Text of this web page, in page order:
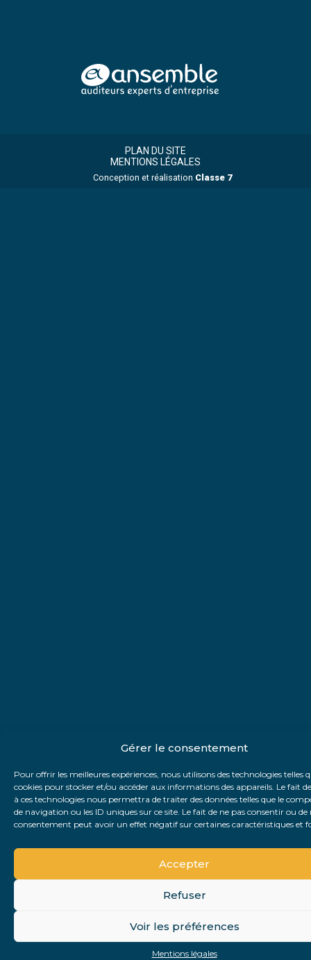
Gérer le consentement
Pour offrir les meilleures expériences, nous utilisons des technologies telles
cookies pour stocker et/ou accéder aux informations des appareils. Le fait
à ces technologies nous permettra de traiter des données telles que le
de navigation ou les ID uniques sur ce site. Le fait de ne pas consentir ou de
consentement peut avoir un effet négatif sur certaines caractéristiques et
Accepter
Refuser
Voir les préférences
Mentions légales
Principale
PLAN DU SITE
MENTIONS LÉGALES
Conception et réalisation Classe 7